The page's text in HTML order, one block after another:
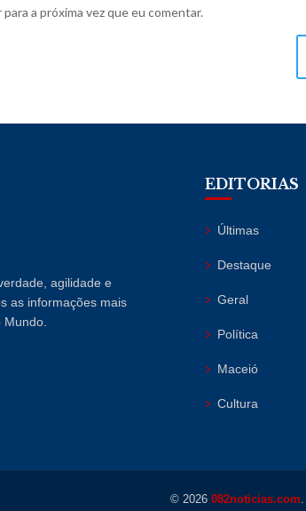
a próxima vez que eu comentar.
agilidade e
as informações mais
Mundo.
EDITORIAS
Últimas
Destaque
Geral
Política
Maceió
Cultura
© 2026 082noticias.com